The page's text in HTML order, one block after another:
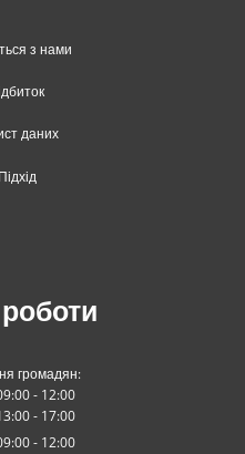
з нами
даних
Підхід
громадян:
- 12:00
З 09:00 до 12:00
- 17:00
З 13:00 до 17:00
- 12:00